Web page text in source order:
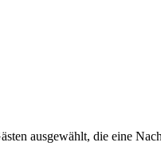
ausgewählt, die eine